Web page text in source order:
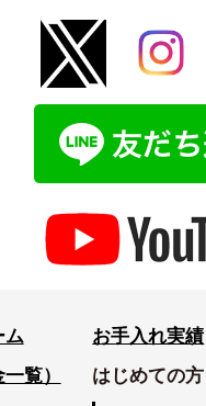
ム
覧）
お手入れ実績
はじめての方